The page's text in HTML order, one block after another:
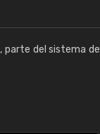
, parte del sistema de